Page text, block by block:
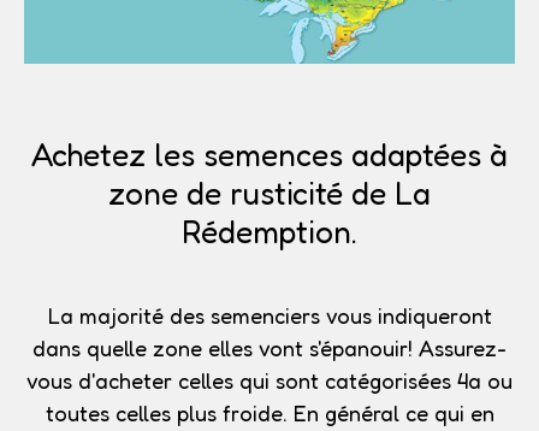
Achetez les semences adaptées à
zone de rusticité de La
Rédemption.
La majorité des semenciers vous indiqueront
dans quelle zone elles vont s'épanouir! Assurez-
vous d'acheter celles qui sont catégorisées 4a ou
toutes celles plus froide. En général ce qui en